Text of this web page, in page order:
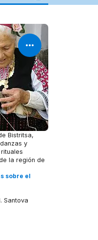
Bistritsa,
y
la región de
sobre el
Santova